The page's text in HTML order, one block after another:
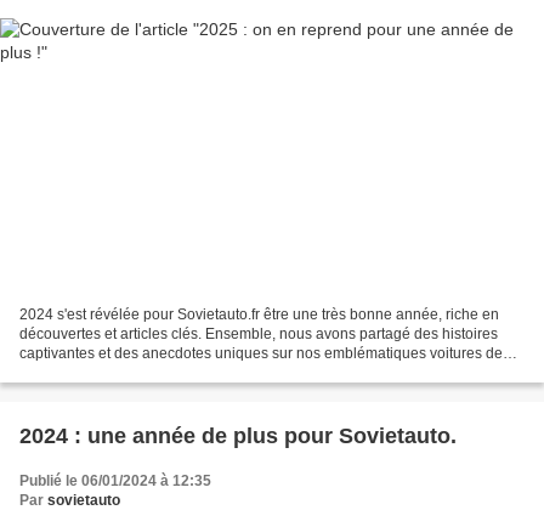
2024 s'est révélée pour Sovietauto.fr être une très bonne année, riche en
découvertes et articles clés. Ensemble, nous avons partagé des histoires
captivantes et des anecdotes uniques sur nos emblématiques voitures de
2024 : une année de plus pour Sovietauto.
Publié le 06/01/2024 à 12:35
Par sovietauto